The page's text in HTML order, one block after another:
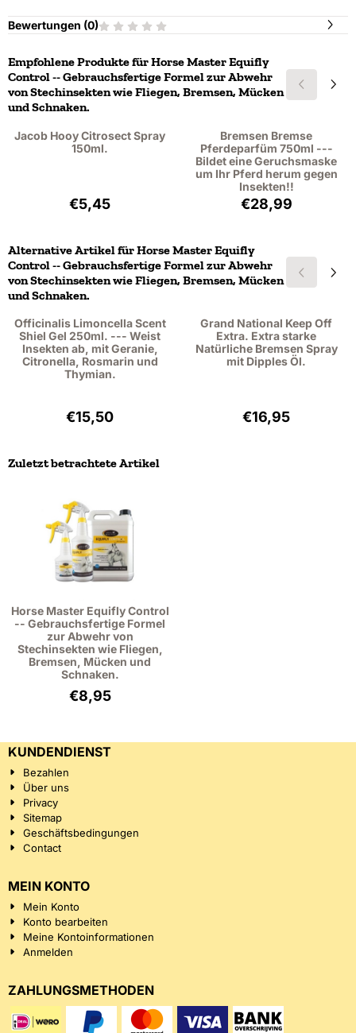
Bewertungen (0)
Empfohlene Produkte fürHorse Master Equifly
Control -- Gebrauchsfertige Formel zur Abwehr
von Stechinsekten wie Fliegen, Bremsen, Mücken
und Schnaken.
Jacob Hooy Citrosect Spray
150ml.
Preis: 5,45, ohne MwSt.: 4,50
€5,45
Bremsen Bremse
Pferdeparfüm 750ml ---
Bildet eine Geruchsmaske
um Ihr Pferd herum gegen
Insekten!!
Preis: 28,99,
€28,99
Alternative Artikel fürHorse Master Equifly
Control -- Gebrauchsfertige Formel zur Abwehr
von Stechinsekten wie Fliegen, Bremsen, Mücken
und Schnaken.
Officinalis Limoncella Scent
Shiel Gel 250ml. --- Weist
Insekten ab, mit Geranie,
Citronella, Rosmarin und
Thymian.
Preis: 15,50, ohne MwSt.: 12,81
€15,50
Grand National Keep Off
Extra. Extra starke
Natürliche Bremsen Spray
mit Dipples Öl.
Preis: 16,95,
€16,95
Zuletzt betrachtete Artikel
Horse Master Equifly Control
-- Gebrauchsfertige Formel
zur Abwehr von
Stechinsekten wie Fliegen,
Bremsen, Mücken und
Schnaken.
€8,95
KUNDENDIENST
Bezahlen
Über uns
Privacy
Sitemap
Geschäftsbedingungen
Contact
MEIN KONTO
Mein Konto
Konto bearbeiten
Meine Kontoinformationen
Anmelden
ZAHLUNGSMETHODEN